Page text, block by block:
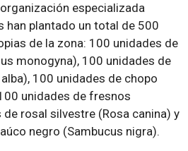
especializada
han plantado un total de 500
de la zona: 100 unidades de
monogyna), 100 unidades de
100 unidades de chopo
unidades de fresnos
de rosal silvestre (Rosa canina) y
negro (Sambucus nigra).